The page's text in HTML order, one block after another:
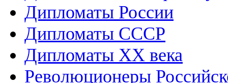
Дипломаты России
Дипломаты СССР
Дипломаты XX века
Революционеры